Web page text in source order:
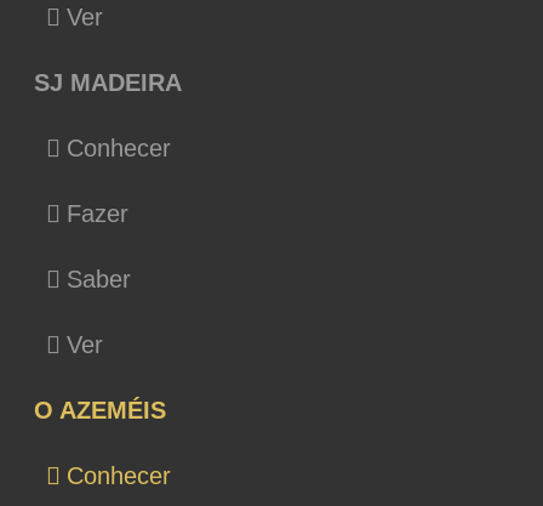
Ver
SJ MADEIRA
Conhecer
Fazer
Saber
Ver
O AZEMÉIS
Conhecer